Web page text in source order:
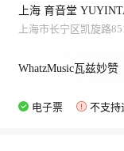
上海 育音堂
上海市长宁区凯旋路
WhatzMusic瓦兹妙赞
电子票 不支持